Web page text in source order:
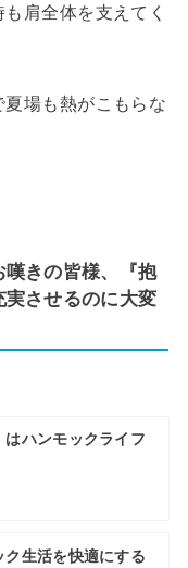
肩全体を支えてく
場も熱がこもらな
きの皆様、『抱
させるのに大変
はハンモックライフ
ク生活を快適にする